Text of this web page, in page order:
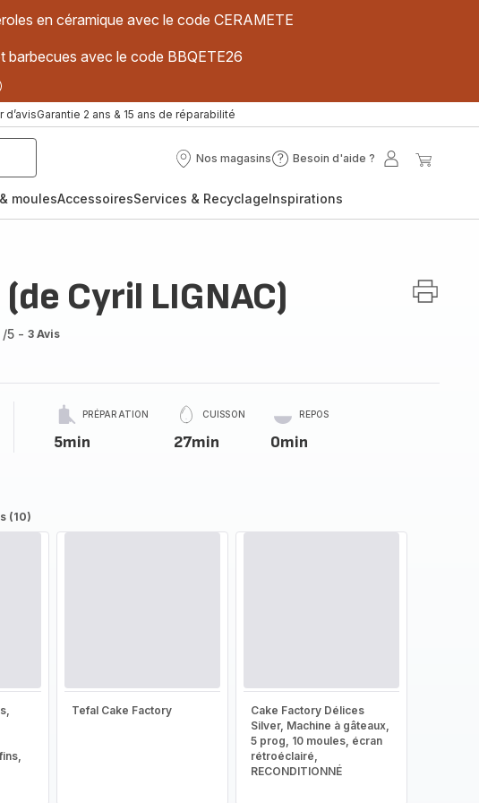
en céramique avec le code CERAMETE
barbecues avec le code BBQETE26
d’avisGarantie 2 ans & 15 ans de réparabilité
Nos magasins
Nos
Besoin d'aide ?
Besoin
?
Mon
moulesAccessoiresServices & RecyclageInspirations
Cyril LIGNAC)
/5 - 3 Avis
PRÉPARATION
5min
CUISSON
27min
REPOS
0min
(10)
Tefal Cake Factory
Cake Factory Délices
Silver, Machine à gâteaux,
5 prog, 10 moules, écran
rétroéclairé,
RECONDITIONNÉ